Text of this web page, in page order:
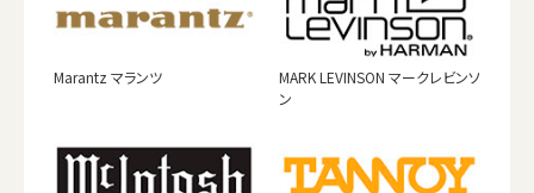
Marantz マランツ
MARK LEVINSON マークレビンソ
ン